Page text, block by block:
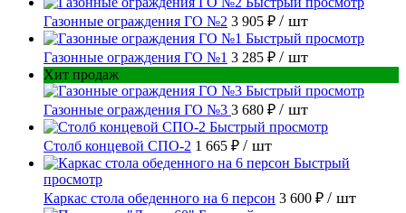
Газонные ограждения ГО №2 3 905 ₽ / шт
Быстрый просмотр
Газонные ограждения ГО №1 3 285 ₽ / шт
Хит продаж
Быстрый просмотр
Газонные ограждения ГО №3 3 680 ₽ / шт
Быстрый просмотр
Столб концевой СПО-2 1 665 ₽ / шт
Быстрый
просмотр
Каркас стола обеденного на 6 персон 3 600 ₽ / шт